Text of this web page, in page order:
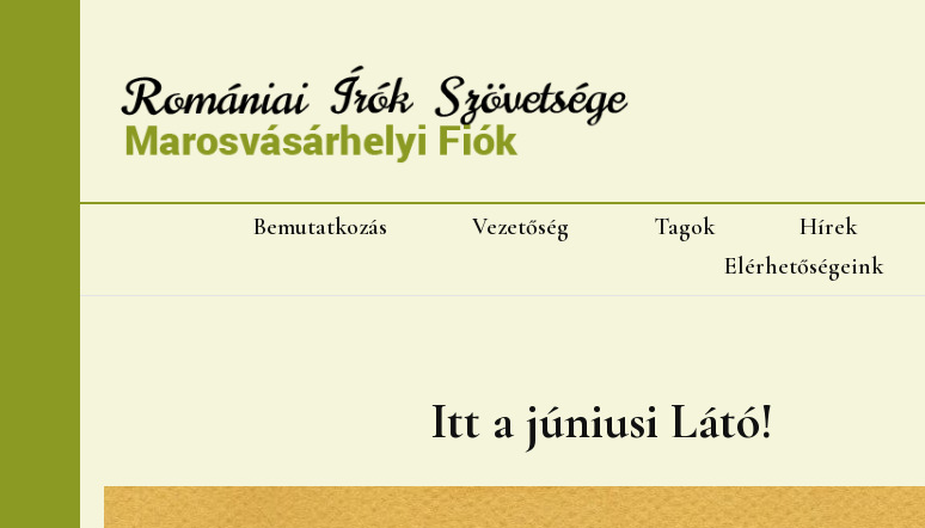
Romániai Írók Szövetsége,
Bemutatkozás Vezetőség Tagok Hírek
Elérhetőségeink
Itt a júniusi Látó!